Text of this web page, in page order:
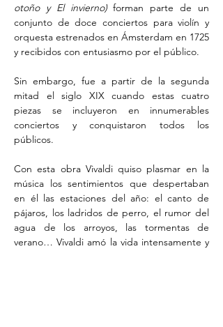
otoño y El invierno) forman parte de un
conjunto de doce conciertos para violín y
orquesta estrenados en Ámsterdam en 1725
y recibidos con entusiasmo por el público.
Sin embargo, fue a partir de la segunda
mitad el siglo XIX cuando estas cuatro
piezas se incluyeron en innumerables
conciertos y conquistaron todos los
públicos.
Con esta obra Vivaldi quiso plasmar en la
música los sentimientos que despertaban
en él las estaciones del año: el canto de
pájaros, los ladridos de perro, el rumor del
agua de los arroyos, las tormentas de
verano… Vivaldi amó la vida intensamente y